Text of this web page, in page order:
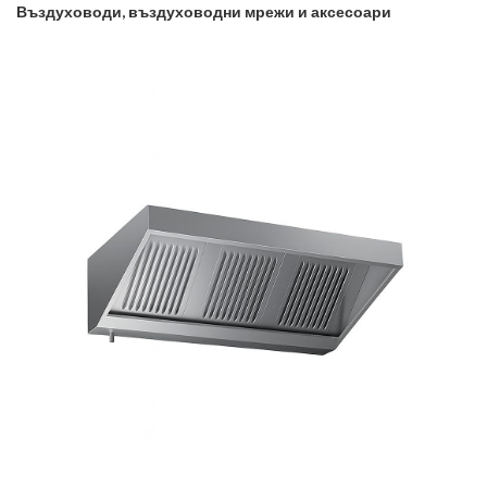
Въздуховоди, въздуховодни мрежи и аксесоари